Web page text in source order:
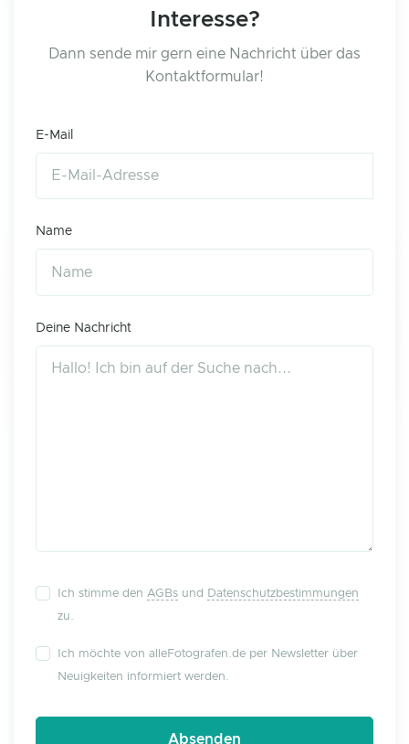
Interesse?
Dann sende mir gern eine Nachricht über das
Kontaktformular!
E-Mail
Name
Deine Nachricht
Ich stimme den AGBs und
Datenschutzbestimmungen
zu.
Ich möchte von alleFotografen.de per Newsletter über
Neuigkeiten informiert werden.